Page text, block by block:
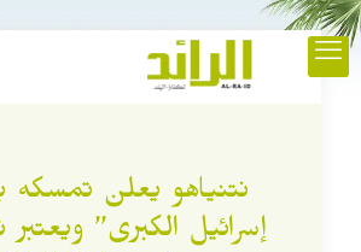
نتنياهو يعلن تمسكه
إسرائيل الكبرى”